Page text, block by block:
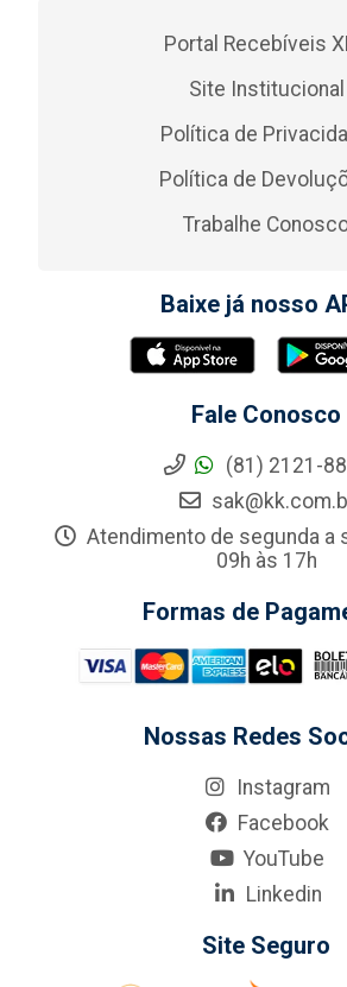
Portal Recebíveis
Site Institucional
Política de
Política de
Trabalhe
Baixe já nosso
Fale Conosco
(81) 2121-
Atendimento de segunda a
09h às 17h
Formas de
Nossas Redes
Instagram
Facebook
YouTube
Linkedin
Site Seguro